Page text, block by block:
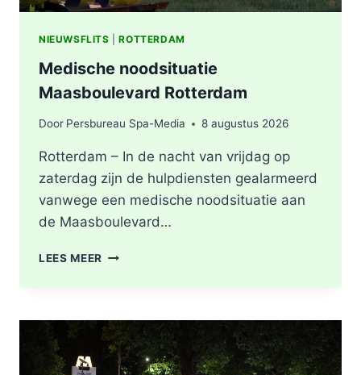
NIEUWSFLITS |ROTTERDAM
Medische noodsituatie
Maasboulevard Rotterdam
Door Persbureau Spa-Media 8 augustus 2026
Rotterdam – In de nacht van vrijdag op
zaterdag zijn de hulpdiensten gealarmeerd
vanwege een medische noodsituatie aan
de Maasboulevard…
LEES MEER MEDISCHE